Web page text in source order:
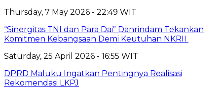
Thursday, 7 May 2026 - 22:49 WIT
“Sinergitas TNI dan Para Dai” Danrindam Tekankan
Komitmen Kebangsaan Demi Keutuhan NKRII ‎
Saturday, 25 April 2026 - 16:55 WIT
DPRD Maluku Ingatkan Pentingnya Realisasi
Rekomendasi LKPJ